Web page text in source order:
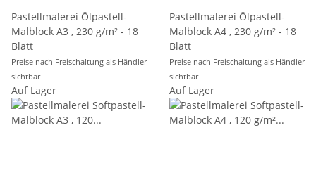
Pastellmalerei Ölpastell-
Malblock A3 , 230 g/m² - 18
Blatt
Preise nach Freischaltung als Händler
sichtbar
Pastellmalerei Ölpastell-
Malblock A4 , 230 g/m² - 18
Blatt
Preise nach Freischaltung als Händler
sichtbar
Auf Lager Auf Lager